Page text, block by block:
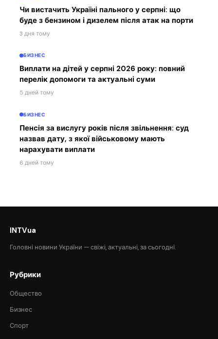
Чи вистачить Україні пального у серпні: що
буде з бензином і дизелем після атак на порти
3 дня тому
БИЗНЕС
Виплати на дітей у серпні 2026 року: повний
перелік допомоги та актуальні суми
5 дней тому
БИЗНЕС
Пенсія за вислугу років після звільнення: суд
назвав дату, з якої військовому мають
нарахувати виплати
6 дней тому
INTVua
Головні новини України — свіжі, актуальні, за сьогодні.
Рубрики
Общество
Бизнес
Спорт